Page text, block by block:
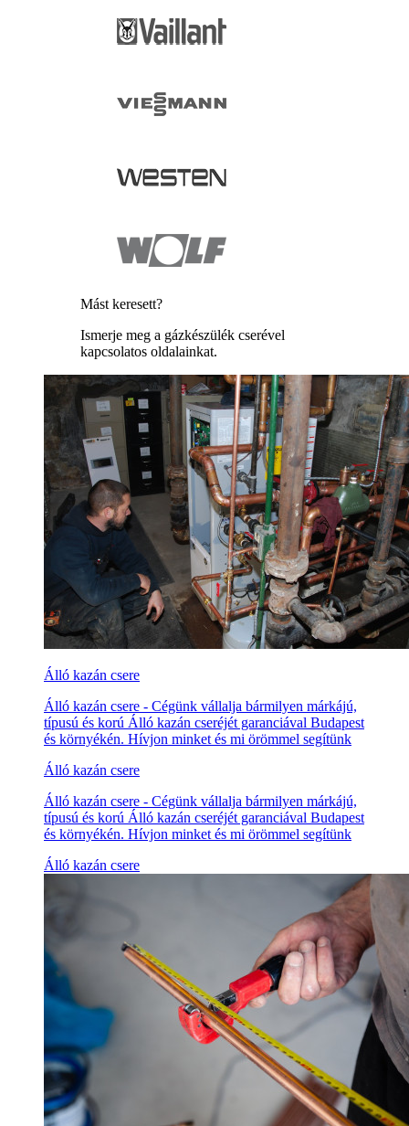
Mást keresett?
Ismerje meg a gázkészülék cserével
kapcsolatos oldalainkat.
Álló kazán csere
Álló kazán csere - Cégünk vállalja bármilyen márkájú,
típusú és korú Álló kazán cseréjét garanciával Budapest
és környékén. Hívjon minket és mi örömmel segítünk
Álló kazán csere
Álló kazán csere - Cégünk vállalja bármilyen márkájú,
típusú és korú Álló kazán cseréjét garanciával Budapest
és környékén. Hívjon minket és mi örömmel segítünk
Álló kazán csere